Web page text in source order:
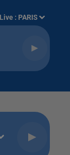
Live : PARIS